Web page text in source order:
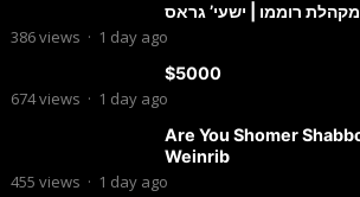
רוממו | ישעי’ גראס
386views · 1 day ago
$5000
674views · 1 day ago
Are You Shomer
Weinrib
455 views · 1 day ago